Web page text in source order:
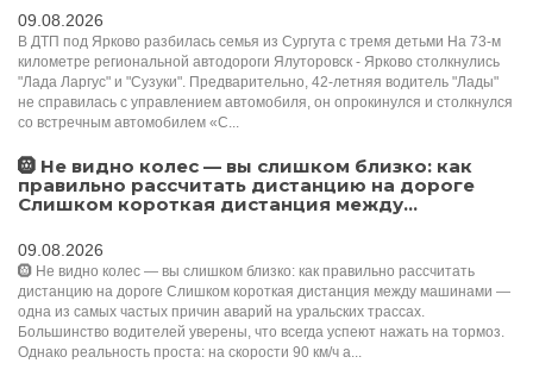
09.08.2026
В ДТП под Ярково разбилась семья из Сургута с тремя детьми На 73-м
километре региональной автодороги Ялуторовск - Ярково столкнулись
"Лада Ларгус" и "Сузуки". Предварительно, 42-летняя водитель "Лады"
не справилась с управлением автомобиля, он опрокинулся и столкнулся
со встречным автомобилем «С...
🛞 Не видно колес — вы слишком близко: как
правильно рассчитать дистанцию на дороге
Слишком короткая дистанция между...
09.08.2026
🛞 Не видно колес — вы слишком близко: как правильно рассчитать
дистанцию на дороге Слишком короткая дистанция между машинами —
одна из самых частых причин аварий на уральских трассах.
Большинство водителей уверены, что всегда успеют нажать на тормоз.
Однако реальность проста: на скорости 90 км/ч а...